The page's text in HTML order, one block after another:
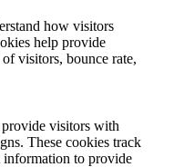
how visitors
help provide
visitors, bounce rate,
provide visitors with
These cookies track
information to provide